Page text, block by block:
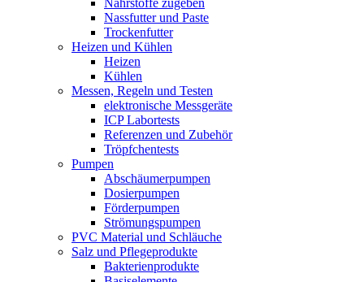
Nassfutter und Paste
Trockenfutter
Heizen und Kühlen
Heizen
Kühlen
Messen, Regeln und Testen
elektronische Messgeräte
ICP Labortests
Referenzen und Zubehör
Tröpfchentests
Pumpen
Abschäumerpumpen
Dosierpumpen
Förderpumpen
Strömungspumpen
PVC Material und Schläuche
Salz und Pflegeprodukte
Bakterienprodukte